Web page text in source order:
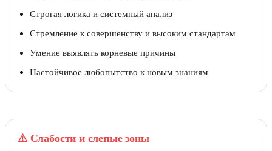
Строгая логика и системный анализ
Стремление к совершенству и высоким стандартам
Умение выявлять корневые причины
Настойчивое любопытство к новым знаниям
⚠ Слабости и слепые зоны